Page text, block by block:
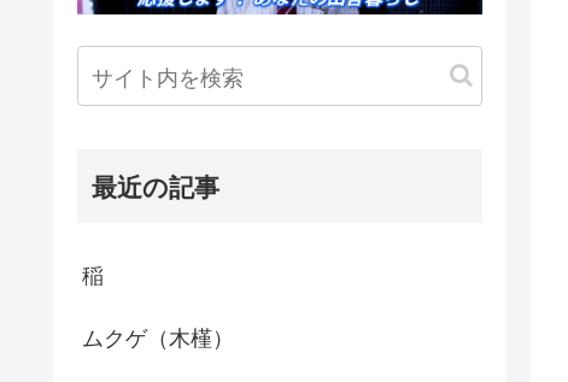
最近の記事
稲
ムクゲ（木槿）